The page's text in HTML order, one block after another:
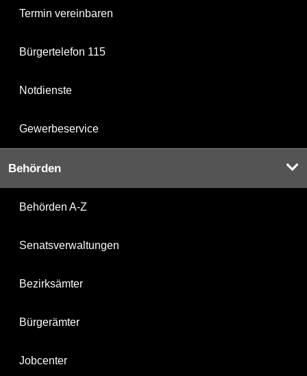
Termin vereinbaren
Bürgertelefon 115
Notdienste
Gewerbeservice
Behörden
Behörden A-Z
Senatsverwaltungen
Bezirksämter
Bürgerämter
Jobcenter